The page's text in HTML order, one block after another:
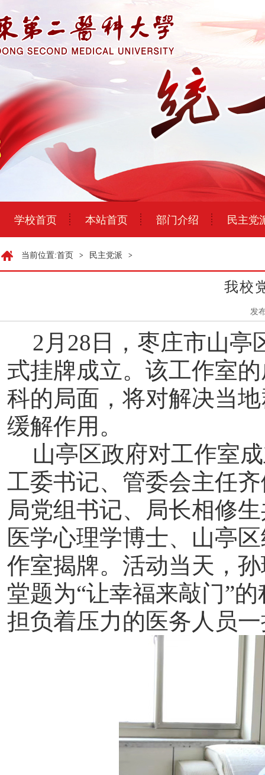
学校首页 本站首页 部门介绍 民主党
当前位置:首页 民主党派
我校
发
2月28日，枣庄市山亭
式挂牌成立。该工作室
科的局面，将对解决当
缓解作用。
山亭区政府对工作室
工委书记、管委会主任
局党组书记、局长相修
医学心理学博士、山亭
作室揭牌。活动当天，
堂题为“让幸福来敲门”
担负着压力的医务人员